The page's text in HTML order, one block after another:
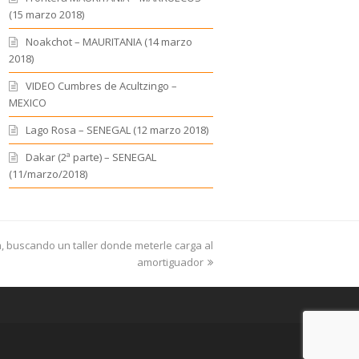
(15 marzo 2018)
Noakchot – MAURITANIA (14 marzo
2018)
VIDEO Cumbres de Acultzingo –
MEXICO
Lago Rosa – SENEGAL (12 marzo 2018)
Dakar (2ª parte) – SENEGAL
(11/marzo/2018)
buscando un taller donde meterle carga al
amortiguador